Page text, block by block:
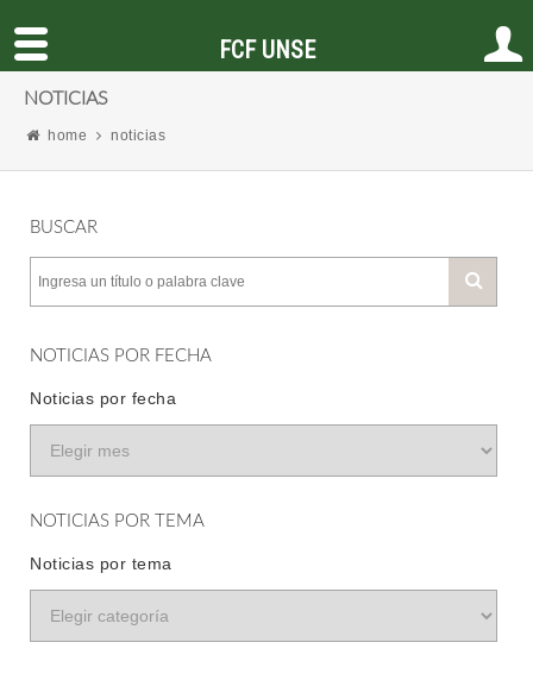
NOTICIAS
home noticias
BUSCAR
NOTICIAS POR FECHA
Noticias por fecha
NOTICIAS POR TEMA
Noticias por tema
FCF UNSE